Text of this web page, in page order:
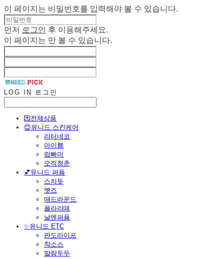
이 페이지는 비밀번호를 입력해야 볼 수 있습니다.
먼저 로그인
후 이용해주세요.
이 페이지는 만 볼 수 있습니다.
LOG IN 로그인
💌전체상품
😊유니드 스킨케어
리터네코
아이쁨
립빠미
오직청춘
💕유니드 퍼퓸
스치듯
엣즈
매드라운드
플라리떼
날엔퍼퓸
​✨유니드 ETC
판도라이프
착소스
말랑두두